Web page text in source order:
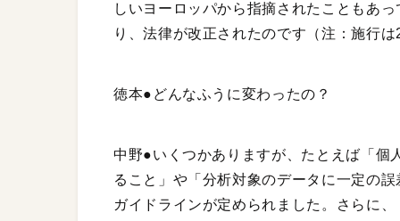
しいヨーロッパから指摘されたこともあ
り、法律が改正されたのです（注：施行は
徳本●どんなふうに変わったの？
中野●いくつかありますが、たとえば「個
ること」や「分析対象のデータに一定の
ガイドラインが定められました。さらに